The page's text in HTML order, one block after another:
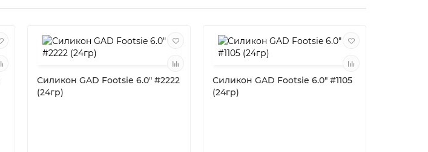
Силикон GAD Footsie 6.0" #2222
(24гр)
Силикон GAD Footsie 6.0" #1105
(24гр)